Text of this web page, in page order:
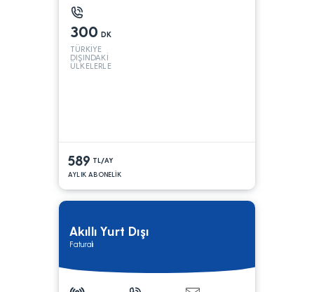
300 DK
TÜRKİYE
DIŞINDAKİ
ÜLKELERLE
589 TL/AY
AYLIK ABONELİK
Akıllı Yurt Dışı
Faturalı